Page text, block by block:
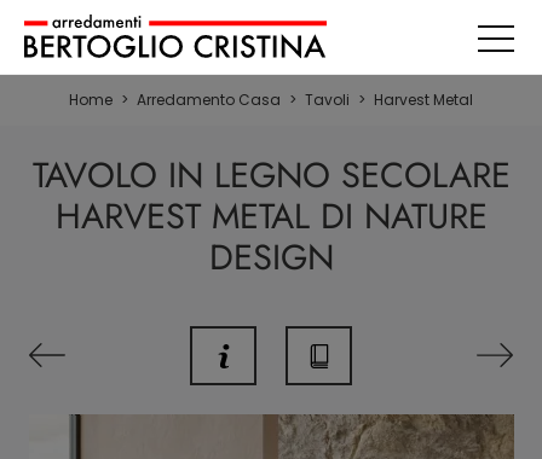
Home > Arredamento Casa > Tavoli > Harvest Metal
TAVOLO IN LEGNO SECOLARE
HARVEST METAL DI NATURE
DESIGN